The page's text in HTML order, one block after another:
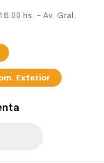
hs. - Av. Gral.
Exterior